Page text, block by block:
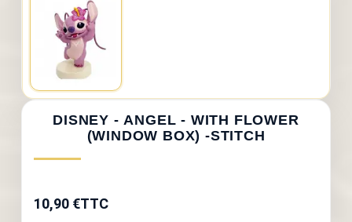
DISNEY - ANGEL - WITH FLOWER
(WINDOW BOX) -STITCH
10,90 €TTC